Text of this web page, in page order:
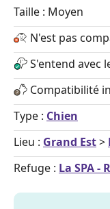
Taille : Moyen
N'est pas
S'entend avec
Compatibilité
Type : Chien
Lieu : Grand Est>
Refuge : La SPA -